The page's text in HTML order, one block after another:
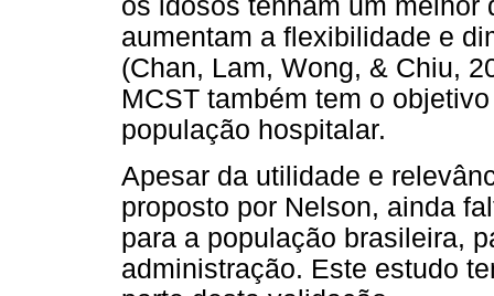
os idosos tenham um
aumentam a flexibilidade e
(Chan, Lam, Wong, & Chiu,
MCST também tem o
população hospitalar.
Apesar da utilidade e
proposto por Nelson, ainda
para a população brasileira,
administração. Este estudo